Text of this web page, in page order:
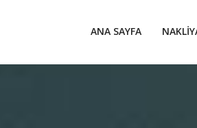
ANA SAYFA